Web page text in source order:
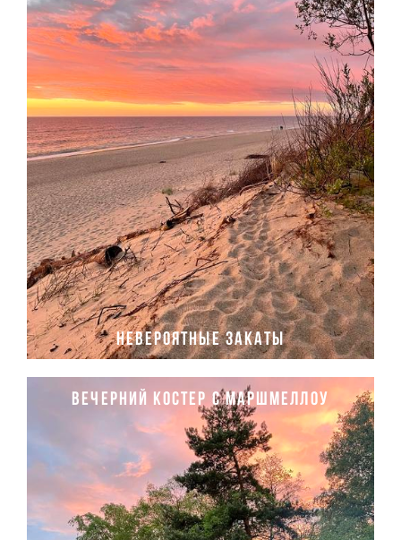
невероятные закаты
Вечерний костер с маршмеллоу